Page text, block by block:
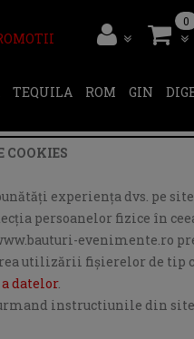
0
TEQUILA ROM GIN
COOKIES
experiența dvs. pe
persoanelor fizice în
evenimente.ro
utilizării fişierelor de tip
datelor.
instructiunile din